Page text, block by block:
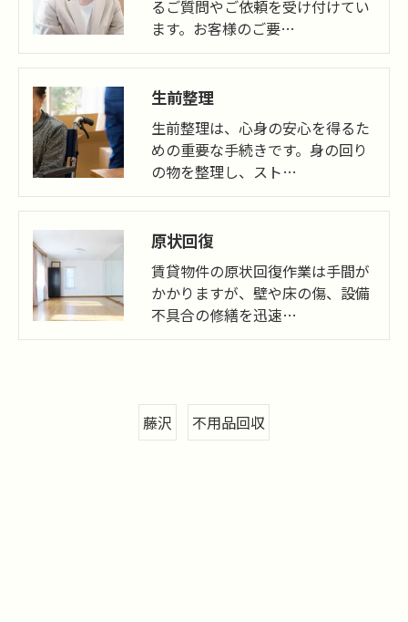
るご質問やご依頼を受け付けてい
ます。お客様のご要…
生前整理
生前整理は、心身の安心を得るた
めの重要な手続きです。身の回り
の物を整理し、スト…
原状回復
賃貸物件の原状回復作業は手間が
かかりますが、壁や床の傷、設備
不具合の修繕を迅速…
藤沢 不用品回収